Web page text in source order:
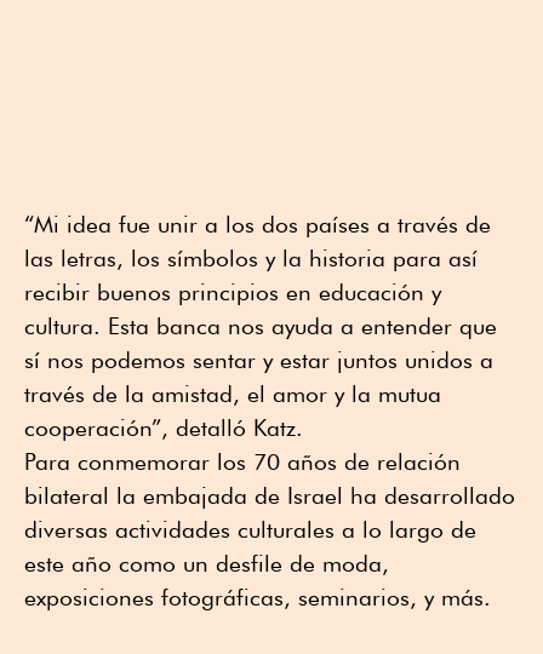
“Mi idea fue unir a los dos países a través de
las letras, los símbolos y la historia para así
recibir buenos principios en educación y
cultura. Esta banca nos ayuda a entender que
sí nos podemos sentar y estar juntos unidos a
través de la amistad, el amor y la mutua
cooperación”, detalló Katz.
Para conmemorar los 70 años de relación
bilateral la embajada de Israel ha desarrollado
diversas actividades culturales a lo largo de
este año como un desfile de moda,
exposiciones fotográficas, seminarios, y más.